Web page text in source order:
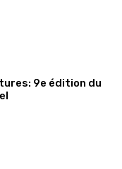
9e édition du